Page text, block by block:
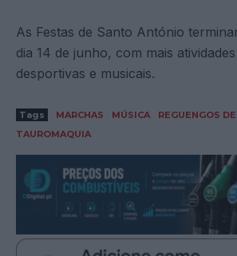
As Festas de Santo António
dia 14 de junho, com mais
desportivas e musicais.
Tags MARCHAS MÚSICA
REGUENGOS
TAUROMAQUIA